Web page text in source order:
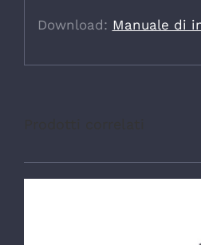
Download: Manuale di